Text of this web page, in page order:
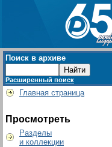
Поиск в архиве
Расширенный поиск
Главная страница
Просмотреть
Разделы
и коллекции